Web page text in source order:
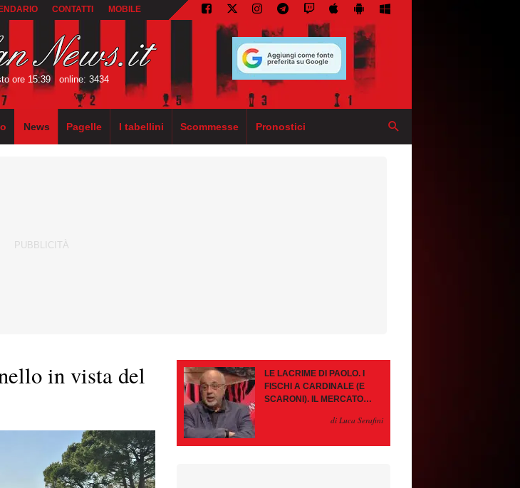
CONTATTI MOBILE
ore 15:39 online: 3434
News Pagelle I tabellini Scommesse Pronostici
in vista del
LE LACRIME DI PAOLO. I
FISCHI A CARDINALE (E
SCARONI). IL MERCATO
PAZIENZA, SE RESTA È
di Luca Serafini